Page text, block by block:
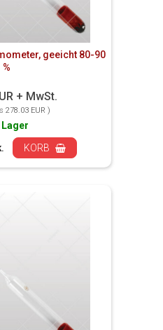
geeicht 80-90
%
+ MwSt.
278.03 EUR )
Lager
KORB